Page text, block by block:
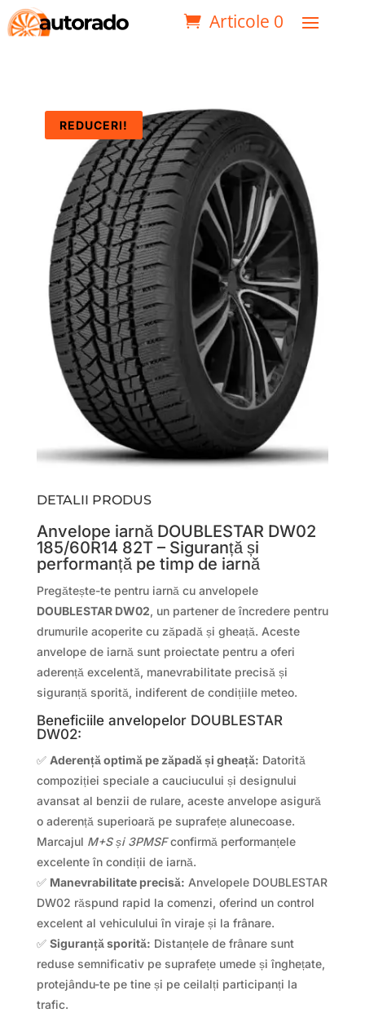
Articole 0
REDUCERI!
DETALII PRODUS
Anvelope iarnă DOUBLESTAR DW02
185/60R14 82T – Siguranță și
performanță pe timp de iarnă
Pregătește-te pentru iarnă cu anvelopele
DOUBLESTAR DW02, un partener de încredere pentru
drumurile acoperite cu zăpadă și gheață. Aceste
anvelope de iarnă sunt proiectate pentru a oferi
aderență excelentă, manevrabilitate precisă și
siguranță sporită, indiferent de condițiile meteo.
Beneficiile anvelopelor DOUBLESTAR
DW02:
✅ Aderență optimă pe zăpadă și gheață: Datorită
compoziției speciale a cauciucului și designului
avansat al benzii de rulare, aceste anvelope asigură
o aderență superioară pe suprafețe alunecoase.
Marcajul M+S și 3PMSFconfirmă performanțele
excelente în condiții de iarnă.
✅ Manevrabilitate precisă: Anvelopele DOUBLESTAR
DW02 răspund rapid la comenzi, oferind un control
excelent al vehiculului în viraje și la frânare.
✅ Siguranță sporită: Distanțele de frânare sunt
reduse semnificativ pe suprafețe umede și înghețate,
protejându-te pe tine și pe ceilalți participanți la
trafic.